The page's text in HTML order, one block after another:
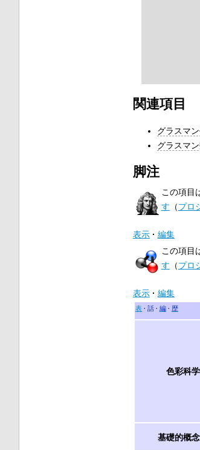
関連項目
グラスマ
グラスマ
脚注
この項目
す （プロ
表示
編集
この項目
す （プロ
表示 編集
表 話 編 歴
色彩科学
基礎的概念